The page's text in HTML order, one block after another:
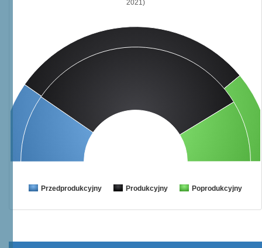
2021)
Przedprodukcyjny Produkcyjny Poprodukcyjny